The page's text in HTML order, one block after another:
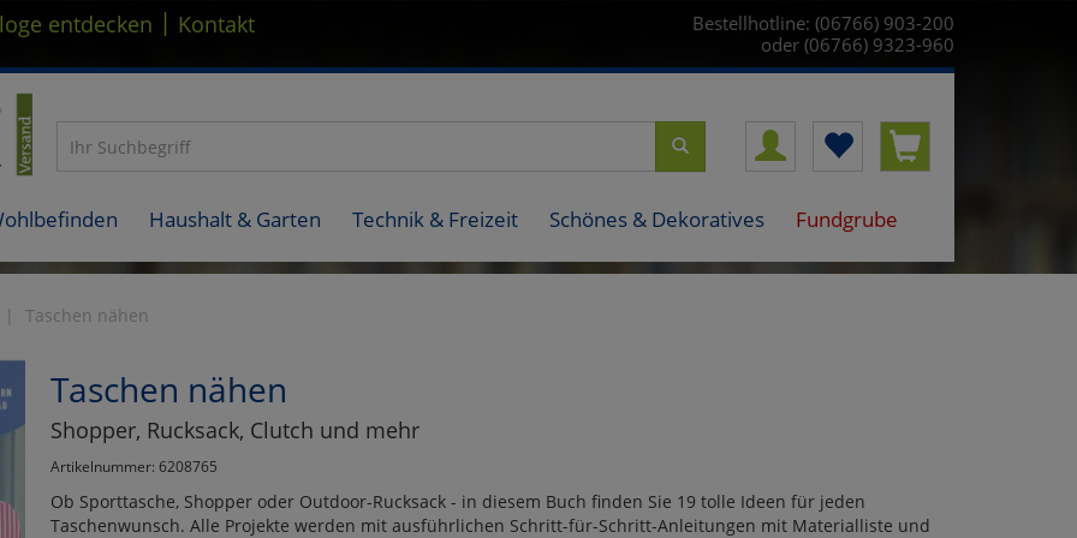
entdecken | Kontakt
Bestellhotline: (06766) 903-200
oder (06766) 9323-960
Haushalt & Garten Technik & Freizeit Schönes & Dekoratives Fundgrube
Taschen nähen
Taschen nähen
Shopper, Rucksack, Clutch und mehr
Artikelnummer: 6208765
Ob Sporttasche, Shopper oder Outdoor-Rucksack - in diesem Buch finden Sie 19 tolle Ideen für jeden
Taschenwunsch. Alle Projekte werden mit ausführlichen Schritt-für-Schritt-Anleitungen mit Materialliste und